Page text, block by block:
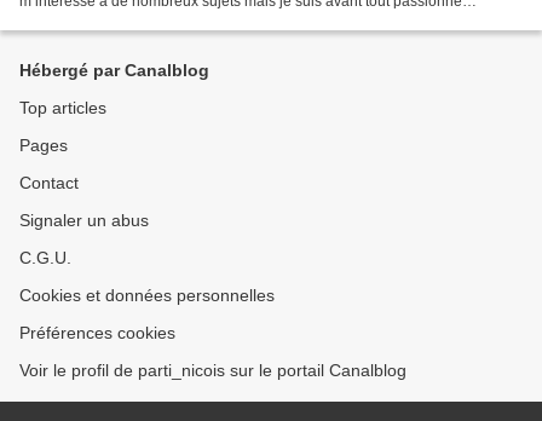
Hébergé par Canalblog
Top articles
Pages
Contact
Signaler un abus
C.G.U.
Cookies et données personnelles
Préférences cookies
Voir le profil de parti_nicois sur le portail Canalblog